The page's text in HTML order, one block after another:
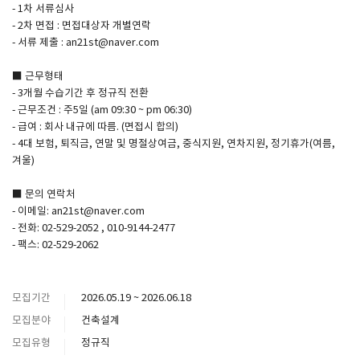
- 1차 서류심사
- 2차 면접 : 면접대상자 개별연락
- 서류 제출 : an21st@naver.com
■ 근무형태
- 3개월 수습기간 후 정규직 전환
- 근무조건 : 주5일 (am 09:30 ~ pm 06:30)
- 급여 : 회사 내규에 따름. (면접시 합의)
- 4대 보험, 퇴직금, 연말 및 명절상여금, 중식지원, 연차지원, 정기휴가(여름,
겨울)
■ 문의 연락처
- 이메일: an21st@naver.com
- 전화: 02-529-2052 , 010-9144-2477
- 팩스: 02-529-2062
모집기간
2026.05.19 ~ 2026.06.18
모집분야
건축설계
모집유형
정규직